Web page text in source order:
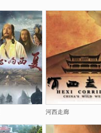
河西走廊